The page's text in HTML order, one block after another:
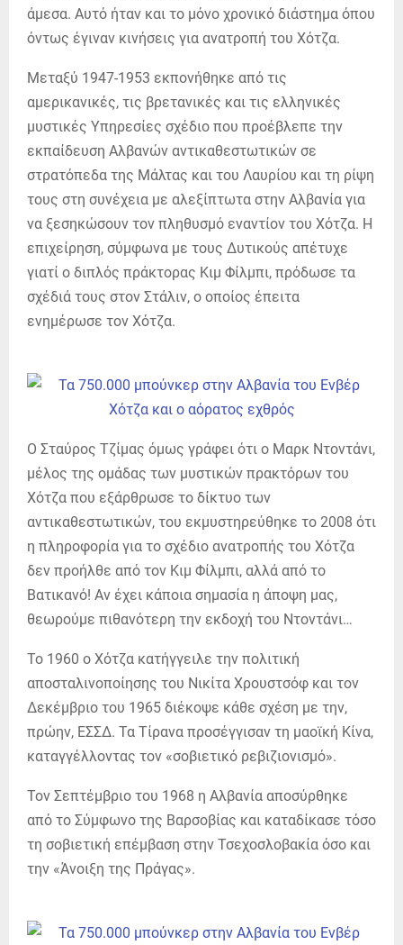
άμεσα. Αυτό ήταν και το μόνο χρονικό διάστημα όπου
όντως έγιναν κινήσεις για ανατροπή του Χότζα.
Μεταξύ 1947-1953 εκπονήθηκε από τις
αμερικανικές, τις βρετανικές και τις ελληνικές
μυστικές Υπηρεσίες σχέδιο που προέβλεπε την
εκπαίδευση Αλβανών αντικαθεστωτικών σε
στρατόπεδα της Μάλτας και του Λαυρίου και τη ρίψη
τους στη συνέχεια με αλεξίπτωτα στην Αλβανία για
να ξεσηκώσουν τον πληθυσμό εναντίον του Χότζα. Η
επιχείρηση, σύμφωνα με τους Δυτικούς απέτυχε
γιατί ο διπλός πράκτορας Κιμ Φίλμπι, πρόδωσε τα
σχέδιά τους στον Στάλιν, ο οποίος έπειτα
ενημέρωσε τον Χότζα.
Ο Σταύρος Τζίμας όμως γράφει ότι ο Μαρκ Ντοντάνι,
μέλος της ομάδας των μυστικών πρακτόρων του
Χότζα που εξάρθρωσε το δίκτυο των
αντικαθεστωτικών, του εκμυστηρεύθηκε το 2008 ότι
η πληροφορία για το σχέδιο ανατροπής του Χότζα
δεν προήλθε από τον Κιμ Φίλμπι, αλλά από το
Βατικανό! Αν έχει κάποια σημασία η άποψη μας,
θεωρούμε πιθανότερη την εκδοχή του Ντοντάνι…
Το 1960 ο Χότζα κατήγγειλε την πολιτική
αποσταλινοποίησης του Νικίτα Χρουστσόφ και τον
Δεκέμβριο του 1965 διέκοψε κάθε σχέση με την,
πρώην, ΕΣΣΔ. Τα Τίρανα προσέγγισαν τη μαοϊκή Κίνα,
καταγγέλλοντας τον «σοβιετικό ρεβιζιονισμό».
Τον Σεπτέμβριο του 1968 η Αλβανία αποσύρθηκε
από το Σύμφωνο της Βαρσοβίας και καταδίκασε τόσο
τη σοβιετική επέμβαση στην Τσεχοσλοβακία όσο και
την «Άνοιξη της Πράγας».